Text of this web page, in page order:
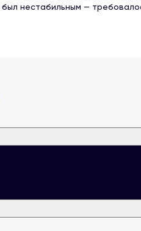
нестабильным —